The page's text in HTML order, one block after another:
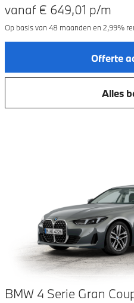
vanaf € 649,01 p/m
Op basis van 48maanden en 2,99%
Offerte
Alles
BMW 4 Serie Gran